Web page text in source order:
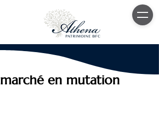
Investir en 2025 dans un
marché en mutation
7 janv. 2025